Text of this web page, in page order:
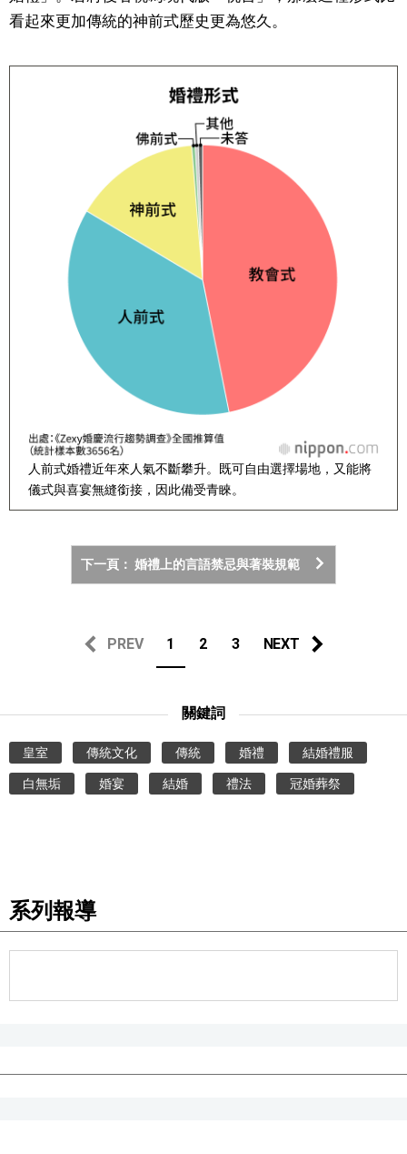
看起來更加傳統的神前式歷史更為悠久。
人前式婚禮近年來人氣不斷攀升。既可自由選擇場地，又能將
儀式與喜宴無縫銜接，因此備受青睞。
下一頁： 婚禮上的言語禁忌與著裝規範
PREV 1 2 3 NEXT
關鍵詞
皇室 傳統文化 傳統 婚禮 結婚禮服
白無垢 婚宴 結婚 禮法 冠婚葬祭
系列報導